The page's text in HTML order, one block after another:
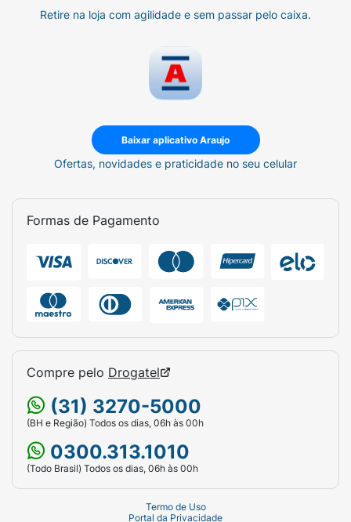
Retire na loja com agilidade e sem passar pelo caixa.
Baixar aplicativo Araujo
Ofertas, novidades e praticidade no seu celular
Formas de Pagamento
Compre pelo Drogatel
(31) 3270-5000
(BH e Região) Todos os dias, 06h às 00h
0300.313.1010
(Todo Brasil) Todos os dias, 06h às 00h
Termo de Uso
Portal da Privacidade